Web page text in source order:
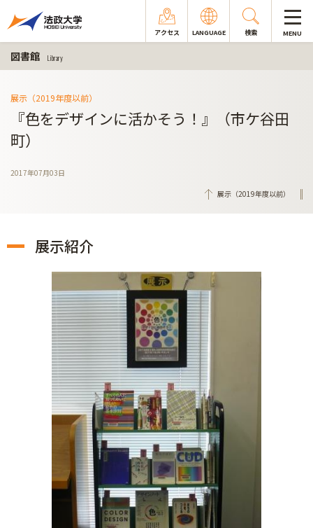
アクセス LANGUAGE 検索 MENU
図書館 Library
展示（2019年度以前）
『色をデザインに活かそう！』（市ケ谷田
町）
2017年07月03日
展示（2019年度以前）
展示紹介